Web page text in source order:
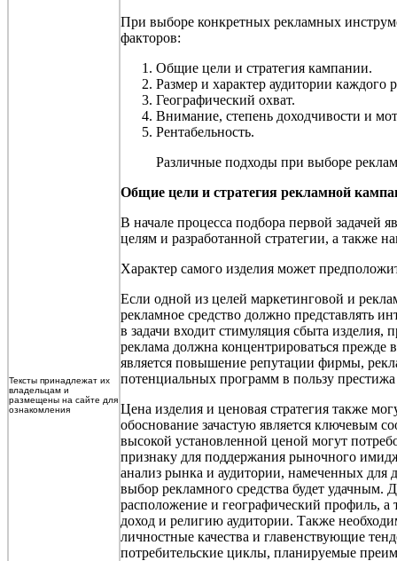
Тексты принадлежат их
владельцам и
размещены на сайте для
ознакомления
При выборе конкретных рекламных
факторов:
Общие цели и стратегия кампании.
Размер и характер аудитории каждого
Географический охват.
Внимание, степень доходчивости и
Рентабельность.
Различные подходы при выборе
Общие цели и стратегия рекламной
В начале процесса подбора первой задачей
целям и разработанной стратегии, а также
Характер самого изделия может
Если одной из целей маркетинговой и
рекламное средство должно представлять
в задачи входит стимуляция сбыта
реклама должна концентрироваться
является повышение репутации фирмы,
потенциальных программ в пользу
Цена изделия и ценовая стратегия также
обоснование зачастую является ключевым
высокой установленной ценой могут
признаку для поддержания рыночного
анализ рынка и аудитории, намеченных для
выбор рекламного средства будет
расположение и географический профиль,
доход и религию аудитории. Также
личностные качества и главенствующие
потребительские циклы, планируемые